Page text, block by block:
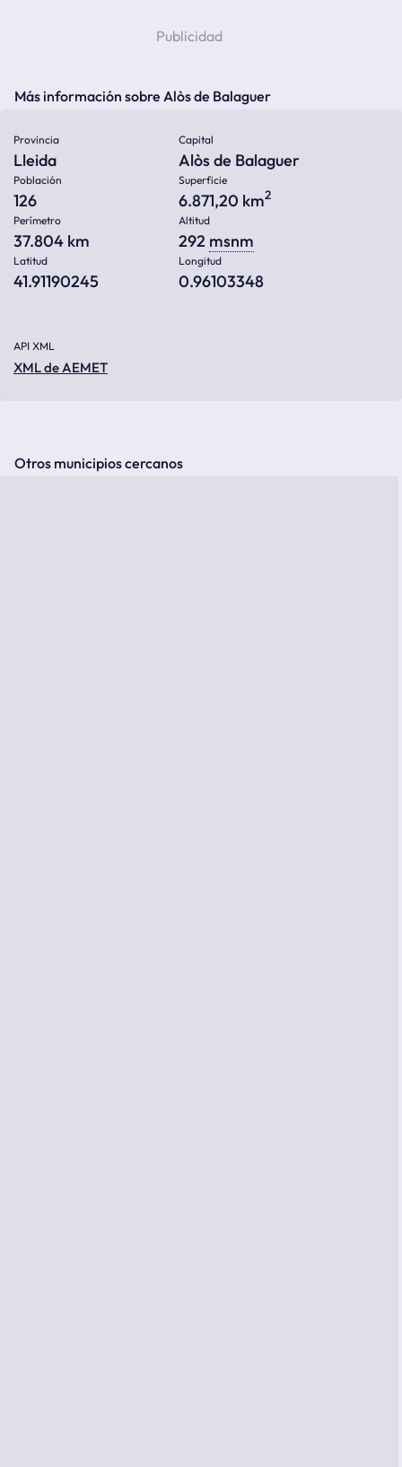
Más información sobre Alòs de Balaguer
Provincia
Lleida
Capital
Alòs de Balaguer
Población
126
Superficie
6.871,20 km2
Perímetro
37.804 km
Altitud
292 msnm
Latitud
41.91190245
Longitud
0.96103348
API XML
XML de AEMET
Otros municipios cercanos